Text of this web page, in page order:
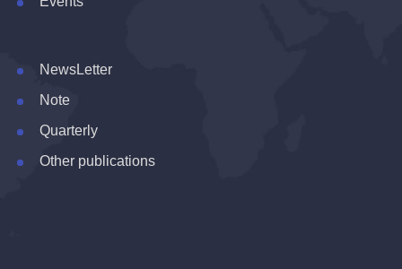
NewsLetter
Note
Quarterly
Other publications